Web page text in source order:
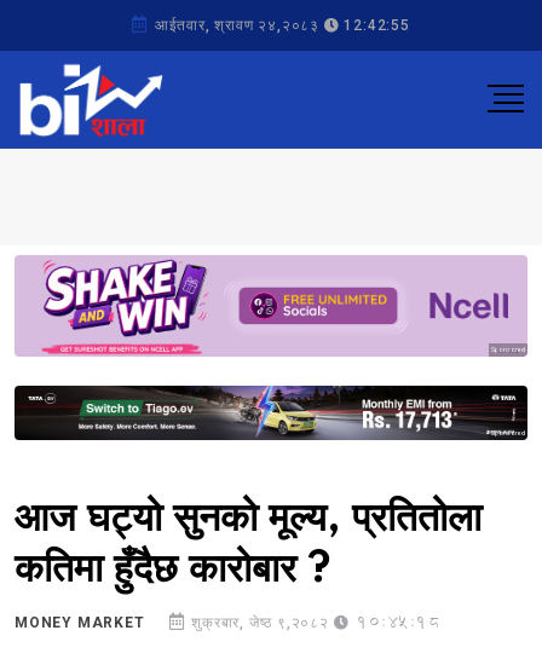
आईतवार, श्रावण २४,२०८३ 12:42:55
Sponsored
Sponsored
आज घट्यो सुनको मूल्य, प्रतितोला
कतिमा हुँदैछ कारोबार ?
MONEY MARKET शुक्रबार, जेष्ठ ९,२०८२ 10:45:18